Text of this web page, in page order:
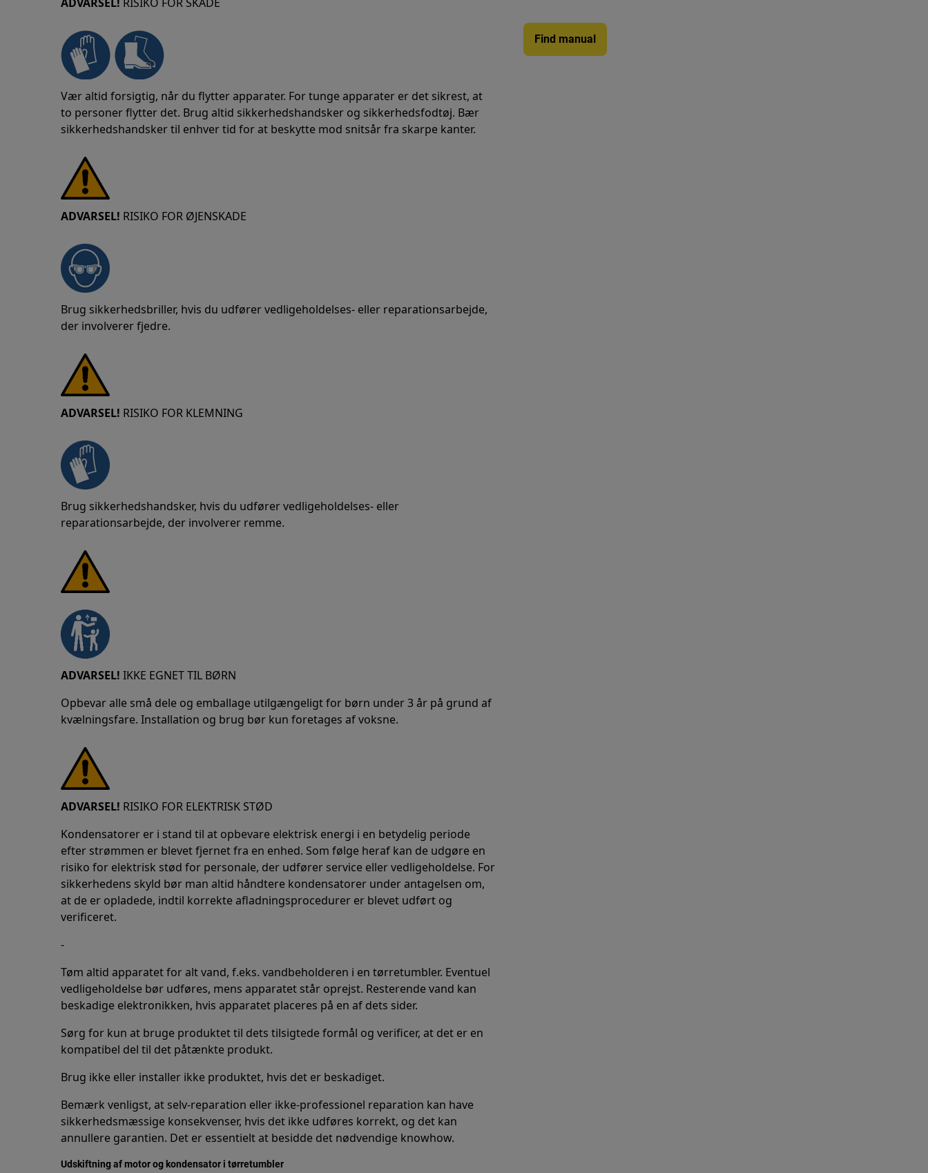
Vær altid forsigtig, når du flytter apparater. For tunge apparater er det sikrest, at
to personer flytter det. Brug altid sikkerhedshandsker og sikkerhedsfodtøj. Bær
sikkerhedshandsker til enhver tid for at beskytte mod snitsår fra skarpe kanter.
ADVARSEL! RISIKO FOR ØJENSKADE
Brug sikkerhedsbriller, hvis du udfører vedligeholdelses- eller reparationsarbejde,
der involverer fjedre.
ADVARSEL! RISIKO FOR KLEMNING
Brug sikkerhedshandsker, hvis du udfører vedligeholdelses- eller
reparationsarbejde, der involverer remme.
ADVARSEL! IKKE EGNET TIL BØRN
Opbevar alle små dele og emballage utilgængeligt for børn under 3 år på grund af
kvælningsfare. Installation og brug bør kun foretages af voksne.
ADVARSEL! RISIKO FOR ELEKTRISK STØD
Kondensatorer er i stand til at opbevare elektrisk energi i en betydelig periode
efter strømmen er blevet fjernet fra en enhed. Som følge heraf kan de udgøre en
risiko for elektrisk stød for personale, der udfører service eller vedligeholdelse. For
sikkerhedens skyld bør man altid håndtere kondensatorer under antagelsen om,
at de er opladede, indtil korrekte afladningsprocedurer er blevet udført og
verificeret.
-
Tøm altid apparatet for alt vand, f.eks. vandbeholderen i en tørretumbler. Eventuel
vedligeholdelse bør udføres, mens apparatet står oprejst. Resterende vand kan
beskadige elektronikken, hvis apparatet placeres på en af dets sider.
Sørg for kun at bruge produktet til dets tilsigtede formål og verificer, at det er en
kompatibel del til det påtænkte produkt.
Brug ikke eller installer ikke produktet, hvis det er beskadiget.
Bemærk venligst, at selv-reparation eller ikke-professionel reparation kan have
sikkerhedsmæssige konsekvenser, hvis det ikke udføres korrekt, og det kan
annullere garantien. Det er essentielt at besidde det nødvendige knowhow.
Udskiftning af motor og kondensator i tørretumbler
Find manual